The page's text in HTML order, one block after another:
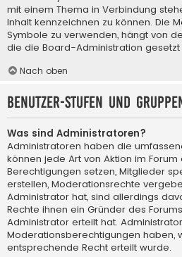
mit einem Thema in Verbindung
Inhalt kennzeichnen zu können. Die
Symbole zu verwenden, hängt von
die die Board-Administration gesetzt
Nach oben
Benutzer-Stufen und
Was sind Administratoren?
Administratoren haben die
können jede Art von Aktion im Forum
Berechtigungen setzen, Mitglieder
erstellen, Moderationsrechte
Administrator hat, sind allerdings
Rechte ihnen ein Gründer des
Administrator erteilt hat.
Moderationsberechtigungen haben,
entsprechende Recht erteilt wurde.